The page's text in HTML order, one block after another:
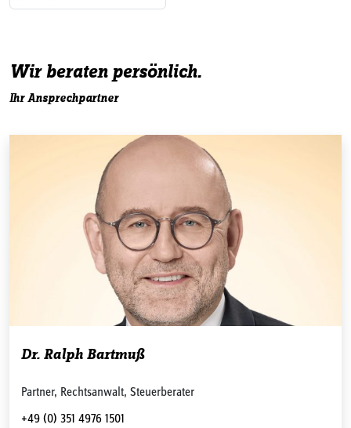
Wir beraten persönlich.
Ihr Ansprechpartner
Dr. Ralph Bartmuß
Partner, Rechtsanwalt, Steuerberater
+49 (0) 351 4976 1501